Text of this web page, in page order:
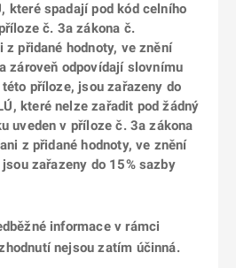
které spadají pod kód celního
č. 3a zákona č.
přidané hodnoty, ve znění
zároveň odpovídají slovnímu
příloze, jsou zařazeny do
které nelze zařadit pod žádný
uveden v příloze č. 3a zákona
z přidané hodnoty, ve znění
zařazeny do 15% sazby
informace v rámci
nejsou zatím účinná.